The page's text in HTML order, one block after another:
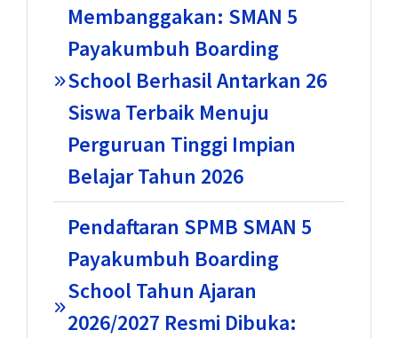
Membanggakan: SMAN 5
Payakumbuh Boarding
School Berhasil Antarkan 26
Siswa Terbaik Menuju
Perguruan Tinggi Impian
Belajar Tahun 2026
Pendaftaran SPMB SMAN 5
Payakumbuh Boarding
School Tahun Ajaran
2026/2027 Resmi Dibuka: